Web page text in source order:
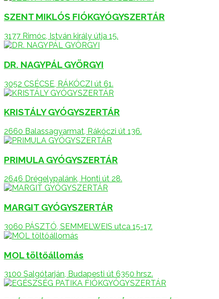
SZENT MIKLÓS FIÓKGYÓGYSZERTÁR
3177 Rimóc, István király útja 15.
DR. NAGYPÁL GYÖRGYI
3052 CSÉCSE, RÁKÓCZI út 61.
KRISTÁLY GYÓGYSZERTÁR
2660 Balassagyarmat, Rákóczi út 136.
PRIMULA GYÓGYSZERTÁR
2646 Drégelypalánk, Honti út 28.
MARGIT GYÓGYSZERTÁR
3060 PÁSZTÓ, SEMMELWEIS utca 15-17.
MOL töltőállomás
3100 Salgótarján, Budapesti út 6350 hrsz.